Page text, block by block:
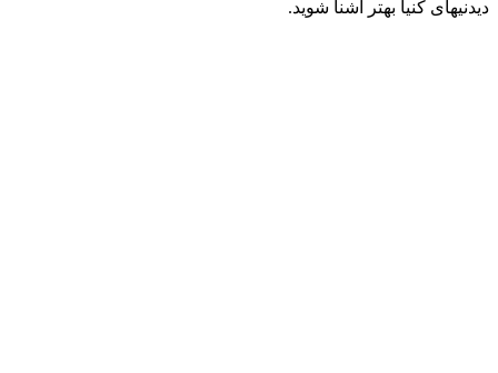
دیدنیهای کنیا بهتر آشنا شوید.